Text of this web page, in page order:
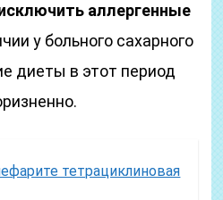
аллергенные
у больного сахарного
диеты в этот период
тетрациклиновая